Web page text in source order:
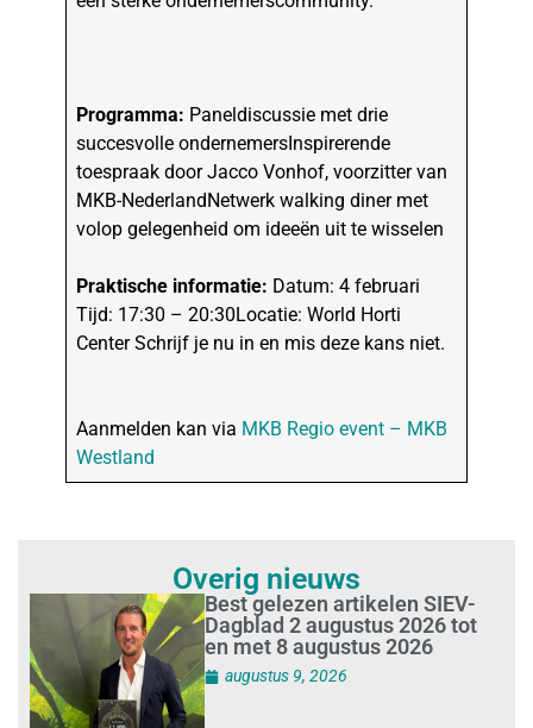
Programma: Paneldiscussie met drie
succesvolle ondernemersInspirerende
toespraak door Jacco Vonhof, voorzitter van
MKB-NederlandNetwerk walking diner met
volop gelegenheid om ideeën uit te wisselen
Praktische informatie: Datum: 4 februari
Tijd: 17:30 – 20:30Locatie: World Horti
Center Schrijf je nu in en mis deze kans niet.
Aanmelden kan via MKB Regio event – MKB
Westland
Overig nieuws
Best gelezen artikelen SIEV-
Dagblad 2 augustus 2026 tot
en met 8 augustus 2026
augustus 9, 2026